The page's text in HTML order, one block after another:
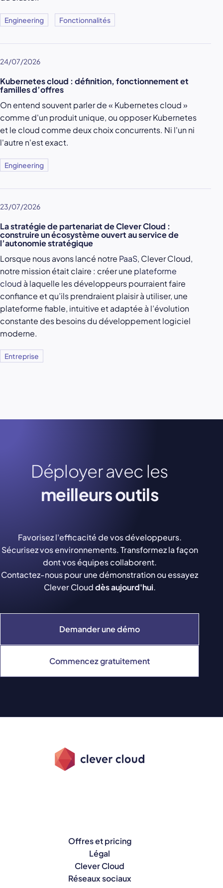
Engineering Fonctionnalités
24/07/2026
Kubernetes cloud : définition, fonctionnement et
familles d’offres
On entend souvent parler de « Kubernetes cloud »
comme d'un produit unique, ou opposer Kubernetes
et le cloud comme deux choix concurrents. Ni l'un ni
l'autre n'est exact.
Engineering
23/07/2026
La stratégie de partenariat de Clever Cloud :
construire un écosystème ouvert au service de
l’autonomie stratégique
Lorsque nous avons lancé notre PaaS, Clever Cloud,
notre mission était claire : créer une plateforme
cloud à laquelle les développeurs pourraient faire
confiance et qu’ils prendraient plaisir à utiliser, une
plateforme fiable, intuitive et adaptée à l’évolution
constante des besoins du développement logiciel
moderne.
Entreprise
Déployer avec les
meilleurs outils
Demander une démo
Commencez gratuitement
Favorisez l'efficacité de vos développeurs.
Sécurisez vos environnements. Transformez la façon
dont vos équipes collaborent.
Contactez-nous pour une démonstration ou essayez
Clever Clouddès aujourd'hui.
Offres et pricing
Légal
Clever Cloud
Réseaux sociaux